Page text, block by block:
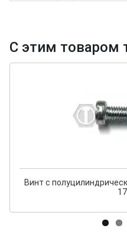
С этим товаром
Винт с